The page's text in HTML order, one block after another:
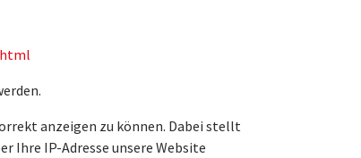
anzeigen zu können. Dabei stellt
Ihre IP-Adresse unsere Website